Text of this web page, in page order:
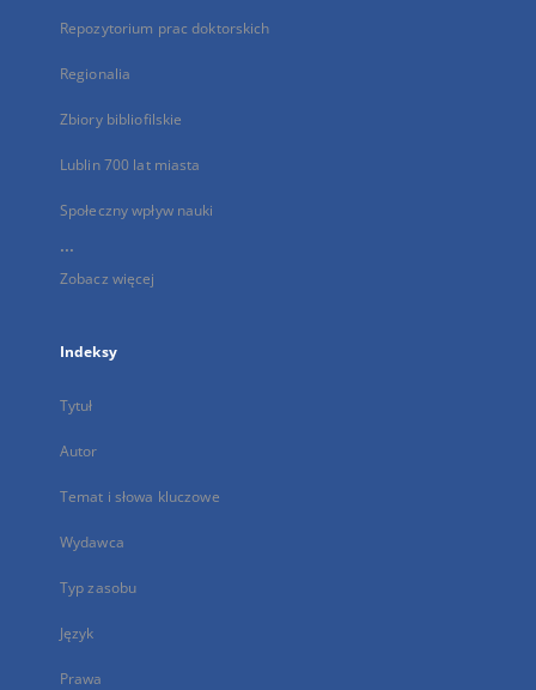
Repozytorium prac doktorskich
Regionalia
Zbiory bibliofilskie
Lublin 700 lat miasta
Społeczny wpływ nauki
...
Zobacz więcej
Indeksy
Tytuł
Autor
Temat i słowa kluczowe
Wydawca
Typ zasobu
Język
Prawa